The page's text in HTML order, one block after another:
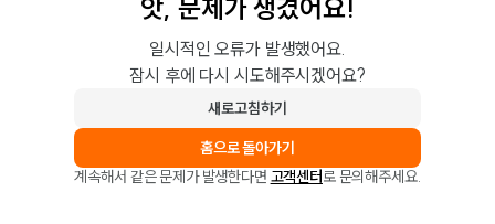
앗, 문제가 생겼어요!
일시적인 오류가 발생했어요.
잠시 후에 다시 시도해주시겠어요?
새로고침하기
홈으로 돌아가기
계속해서 같은 문제가 발생한다면 고객센터로 문의해주세요.